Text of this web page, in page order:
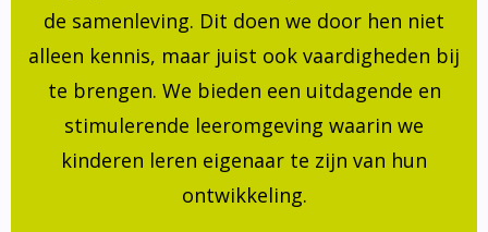
de samenleving. Dit doen we door hen niet
alleen kennis, maar juist ook vaardigheden bij
te brengen. We bieden een uitdagende en
stimulerende leeromgeving waarin we
kinderen leren eigenaar te zijn van hun
ontwikkeling.